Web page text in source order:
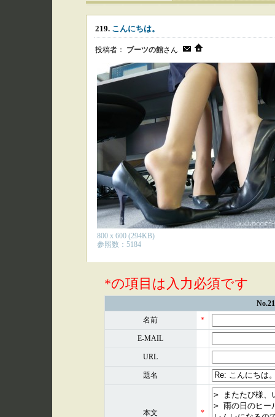
219. こんにちは。
投稿者： ブーツの館さん
800 x 600 (294KB)
参照数：5184
*の項目は入力必須です
名前 *
E-MAIL
URL
題名
本文 *